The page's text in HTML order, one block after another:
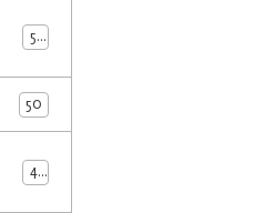
50
50
44